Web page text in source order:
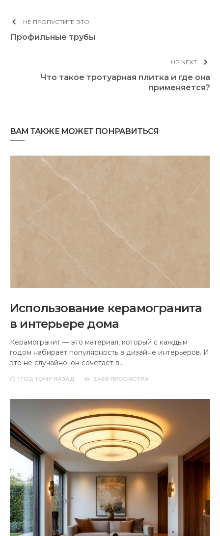
НЕ ПРОПУСТИТЕ ЭТО
Профильные трубы
UP NEXT
Что такое тротуарная плитка и где она
применяется?
ВАМ ТАКЖЕ МОЖЕТ ПОНРАВИТЬСЯ
Использование керамогранита
в интерьере дома
Керамогранит — это материал, который с каждым
годом набирает популярность в дизайне интерьеров. И
это не случайно: он сочетает в…
1 ГОД ТОМУ НАЗАД 2468 ПРОСМОТРА